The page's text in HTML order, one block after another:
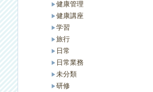
健康管理
健康講座
学習
旅行
日常
日常業務
未分類
研修